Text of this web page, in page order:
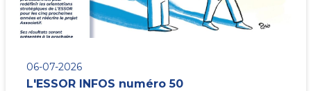
06-07-2026
L'ESSOR INFOS numéro 50